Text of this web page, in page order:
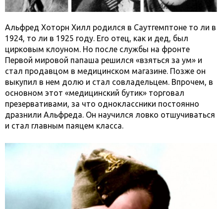
Альфред Хоторн Хилл родился в Саутгемптоне то ли в
1924, то ли в 1925 году. Его отец, как и дед, был
цирковым клоуном. Но после службы на фронте
Первой мировой папаша решился «взяться за ум» и
стал продавцом в медицинском магазине. Позже он
выкупил в нем долю и стал совладельцем. Впрочем, в
основном этот «медицинский бутик» торговал
презервативами, за что одноклассники постоянно
дразнили Альфреда. Он научился ловко отшучиваться
и стал главным паяцем класса.